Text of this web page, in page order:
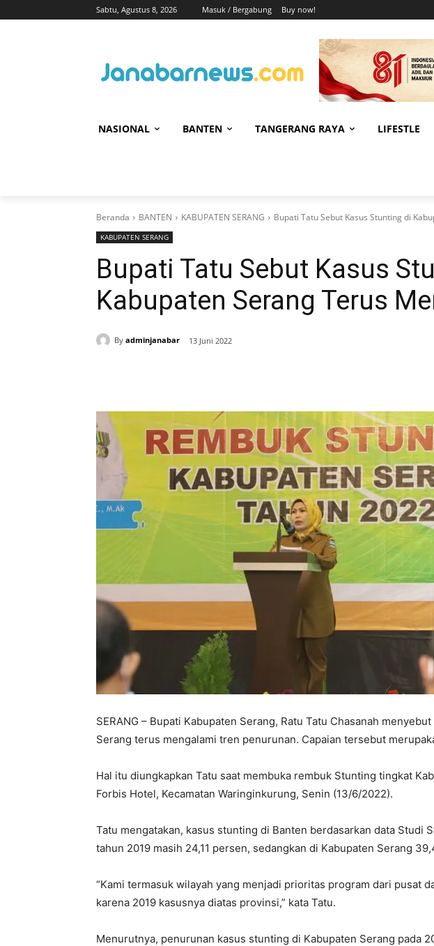
Sabtu, Agustus 8, 2026 Masuk / Bergabung Buy now!
NASIONAL BANTEN TANGERANG RAYA LIFESTLE
Beranda BANTEN KABUPATEN SERANG Bupati Tatu Sebut Kasus Stunting di
KABUPATEN SERANG
Bupati Tatu Sebut Kasus
Kabupaten Serang Terus
By adminjanabar 13 Juni 2022
SERANG – Bupati Kabupaten Serang, Ratu Tatu Chasanah
Serang terus mengalami tren penurunan. Capaian tersebut
Hal itu diungkapkan Tatu saat membuka rembuk Stunting tingkat
Forbis Hotel, Kecamatan Waringinkurung, Senin (13/6/2022).
Tatu mengatakan, kasus stunting di Banten berdasarkan data Studi
tahun 2019 masih 24,11 persen, sedangkan di Kabupaten Serang
“Kami termasuk wilayah yang menjadi prioritas program dari pusat
karena 2019 kasusnya diatas provinsi,” kata Tatu.
Menurutnya, penurunan kasus stunting di Kabupaten Serang pada